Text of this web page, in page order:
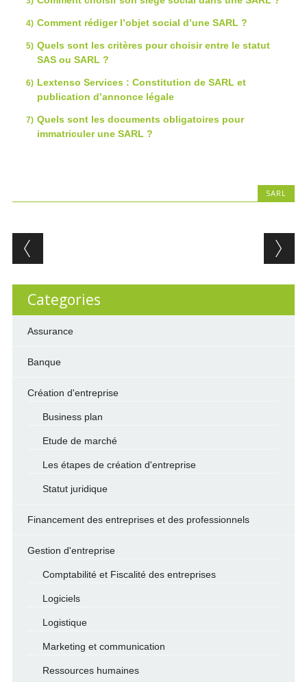
Comment rédiger l’objet social d’une SARL ?
Quels sont les critères pour choisir entre le statut
SAS ou SARL ?
Lextenso Services : Constitution de SARL et
publication d’annonce légale
Quels sont les documents obligatoires pour
immatriculer une SARL ?
SARL
Post navigation
Categories
Assurance
Banque
Création d'entreprise
Business plan
Etude de marché
Les étapes de création d'entreprise
Statut juridique
Financement des entreprises et des professionnels
Gestion d'entreprise
Comptabilité et Fiscalité des entreprises
Logiciels
Logistique
Marketing et communication
Ressources humaines